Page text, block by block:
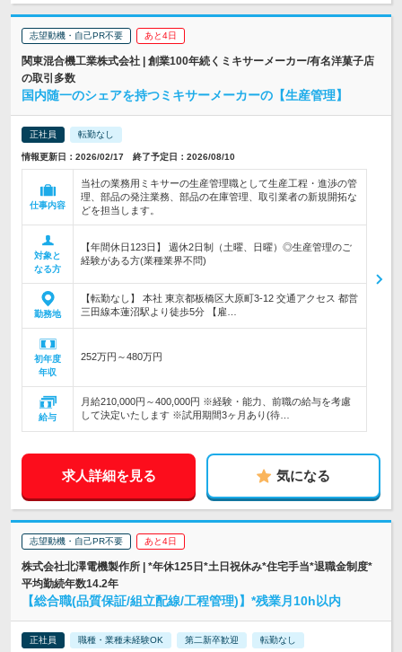
志望動機・自己PR不要 あと4日
関東混合機工業株式会社 | 創業100年続くミキサーメーカー/有名洋菓子店
の取引多数
国内随一のシェアを持つミキサーメーカーの【生産管理】
正社員 転勤なし
情報更新日：2026/02/17 終了予定日：2026/08/10
仕事内容
当社の業務用ミキサーの生産管理職として生産工程・進渉の管
理、部品の発注業務、部品の在庫管理、取引業者の新規開拓な
どを担当します。
対象と
なる方
【年間休日123日】 週休2日制（土曜、日曜）◎生産管理のご
経験がある方(業種業界不問)
勤務地
【転勤なし】 本社 東京都板橋区大原町3-12 交通アクセス 都営
三田線本蓮沼駅より徒歩5分 【雇…
初年度
年収
252万円～480万円
給与
月給210,000円～400,000円 ※経験・能力、前職の給与を考慮
して決定いたします ※試用期間3ヶ月あり(待…
求人詳細を見る 気になる
志望動機・自己PR不要 あと4日
株式会社北澤電機製作所 | *年休125日*土日祝休み*住宅手当*退職金制度*
平均勤続年数14.2年
【総合職(品質保証/組立配線/工程管理)】*残業月10h以内
正社員 職種・業種未経験OK 第二新卒歓迎 転勤なし